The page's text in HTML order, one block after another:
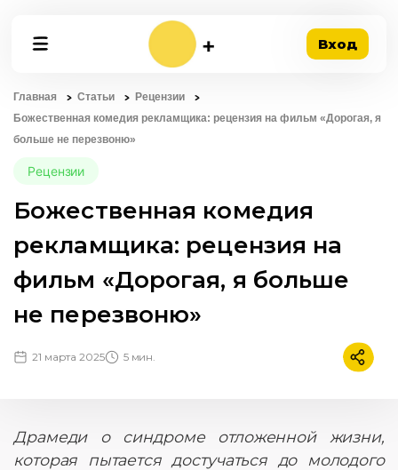
Вход
Главная Статьи
Рецензии
Божественная комедия рекламщика: рецензия на фильм «Дорогая, я
больше не перезвоню»
Рецензии
Божественная комедия
рекламщика: рецензия на
фильм «Дорогая, я больше
не перезвоню»
21 марта 2025 5 мин.
Драмеди о синдроме отложенной жизни,
которая пытается достучаться до молодого